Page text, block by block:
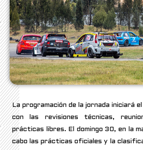
La programación de la jornada iniciará
con las revisiones técnicas,
prácticas libres. El domingo 30, en la
cabo las prácticas oficiales y la